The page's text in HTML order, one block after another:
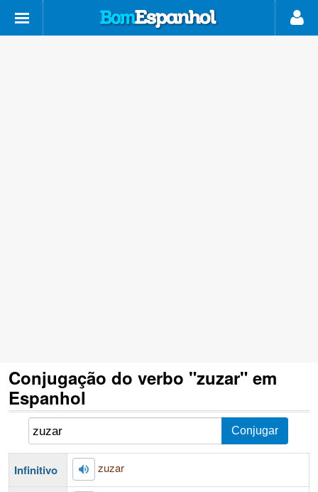
Conjugação do verbo "zuzar" em
Espanhol
Infinitivo zuzar